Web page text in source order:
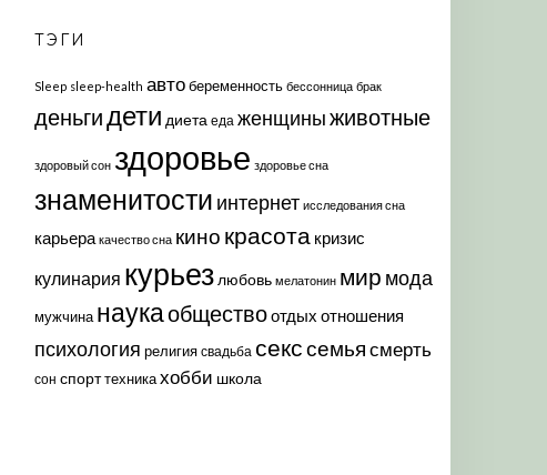
ТЭГИ
Sleep sleep-health автобеременность бессонница брак
деньгидети диета еда женщиныживотные
здоровый сон здоровье здоровье сна
знаменитости интернет исследования сна
карьера качество сна кино красота кризис
кулинария курьез любовь мелатонин мир мода
мужчина наукаобществоотдых отношения
психология религия свадьба секссемья смерть
сон спорттехникахобби школа